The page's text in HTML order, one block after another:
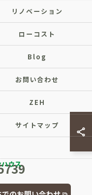
リノベーション
ローコスト
Blog
お問い合わせ
ZEH
サイトマップ
社インハウス ALL RIGHTS